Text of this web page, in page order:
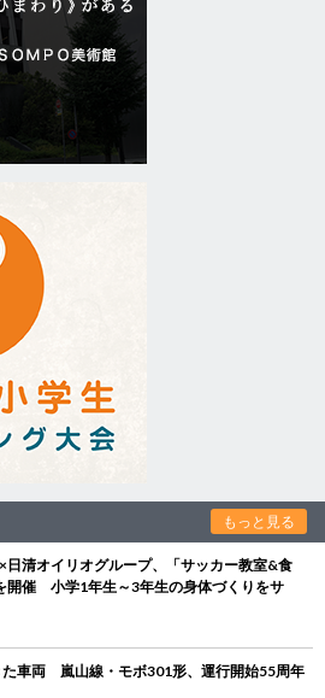
もっと見る
日清オイリオグループ、「サッカー教室&食
開催 小学1年生～3年生の身体づくりをサ
た車両 嵐山線・モボ301形、運行開始55周年